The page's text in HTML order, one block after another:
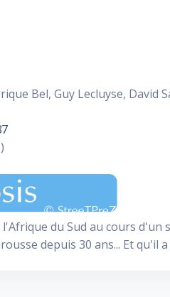
Bel, Guy Lecluyse, David
du Sud au cours
depuis 30 ans... Et qu'il